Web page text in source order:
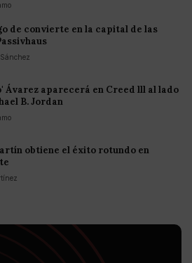
de convierte en la capital de las
Ávarez aparecerá en Creed lll al lado
B. Jordan
obtiene el éxito rotundo en